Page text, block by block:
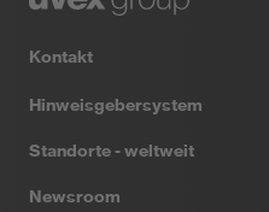
Kontakt
Hinweisgebersystem
Standorte - weltweit
Newsroom